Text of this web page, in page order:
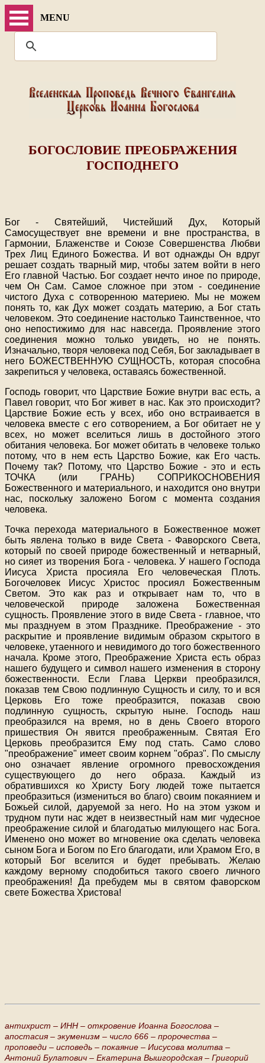
MENU
БОГОСЛОВИЕ ПРЕОБРАЖЕНИЯ
ГОСПОДНЕГО
Бог - Святейший, Чистейший Дух, Который
Самосуществует вне времени и вне пространства, в
Гармонии, Блаженстве и Союзе Совершенства Любви
Трех Лиц Единого Божества. И вот однажды Он вдруг
решает создать тварный мир, чтобы затем войти в него
Его главной Частью. Бог создает нечто иное по природе,
чем Он Сам. Самое сложное при этом - соединение
чистого Духа с сотворенною материею. Мы не можем
понять то, как Дух может создать материю, а Бог стать
человеком. Это соединение настолько Таинственное, что
оно непостижимо для нас навсегда. Проявление этого
соединения можно только увидеть, но не понять.
Изначально, творя человека под Себя, Бог закладывает в
него БОЖЕСТВЕННУЮ СУЩНОСТЬ, которая способна
закрепиться у человека, оставаясь божественной.
Господь говорит, что Царствие Божие внутри вас есть, а
Павел говорит, что Бог живет в нас. Как это происходит?
Царствие Божие есть у всех, ибо оно встраивается в
человека вместе с его сотворением, а Бог обитает не у
всех, но может вселиться лишь в достойного этого
обитания человека. Бог может обитать в человеке только
потому, что в нем есть Царство Божие, как Его часть.
Почему так? Потому, что Царство Божие - это и есть
ТОЧКА (или ГРАНЬ) СОПРИКОСНОВЕНИЯ
Божественного и материального, и находится оно внутри
нас, поскольку заложено Богом с момента создания
человека.
Точка перехода материального в Божественное может
быть явлена только в виде Света - Фаворского Света,
который по своей природе божественный и нетварный,
но сияет из творения Бога - человека. У нашего Господа
Иисуса Христа просияла Его человеческая Плоть.
Богочеловек Иисус Христос просиял Божественным
Светом. Это как раз и открывает нам то, что в
человеческой природе заложена Божественная
сущность. Проявление этого в виде Света - главное, что
мы празднуем в этом Празднике. Преображение - это
раскрытие и проявление видимым образом скрытого в
человеке, утаенного и невидимого до того божественного
начала. Кроме этого, Преображение Христа есть образ
нашего будущего и символ нашего изменения в сторону
божественности. Если Глава Церкви преобразился,
показав тем Свою подлинную Сущность и силу, то и вся
Церковь Его тоже преобразится, показав свою
подлинную сущность, скрытую ныне. Господь наш
преобразился на время, но в день Своего второго
пришествия Он явится преображенным. Святая Его
Церковь преобразится Ему под стать. Само слово
"преображение" имеет своим корнем "образ". По смыслу
оно означает явление огромного превосхождения
существующего до него образа. Каждый из
обратившихся ко Христу Богу людей тоже пытается
преобразиться (измениться во благо) своим покаянием и
Божьей силой, даруемой за него. Но на этом узком и
трудном пути нас ждет в неизвестный нам миг чудесное
преображение силой и благодатью милующего нас Бога.
Именено оно может во мгновение ока сделать человека
сыном Бога и Богом по Его благодати, или Храмом Его, в
который Бог вселится и будет пребывать. Желаю
каждому верному сподобиться такого своего личного
преображения! Да пребудем мы в святом фаворском
свете Божества Христова!
антихрист – ИНН – откровение Иоанна Богослова –
апостасия – экуменизм – число 666 – пророчества –
проповеди – исповедь – покаяние – Иисусова молитва –
Антоний Булатович – Екатерина Вышгородская – Григорий